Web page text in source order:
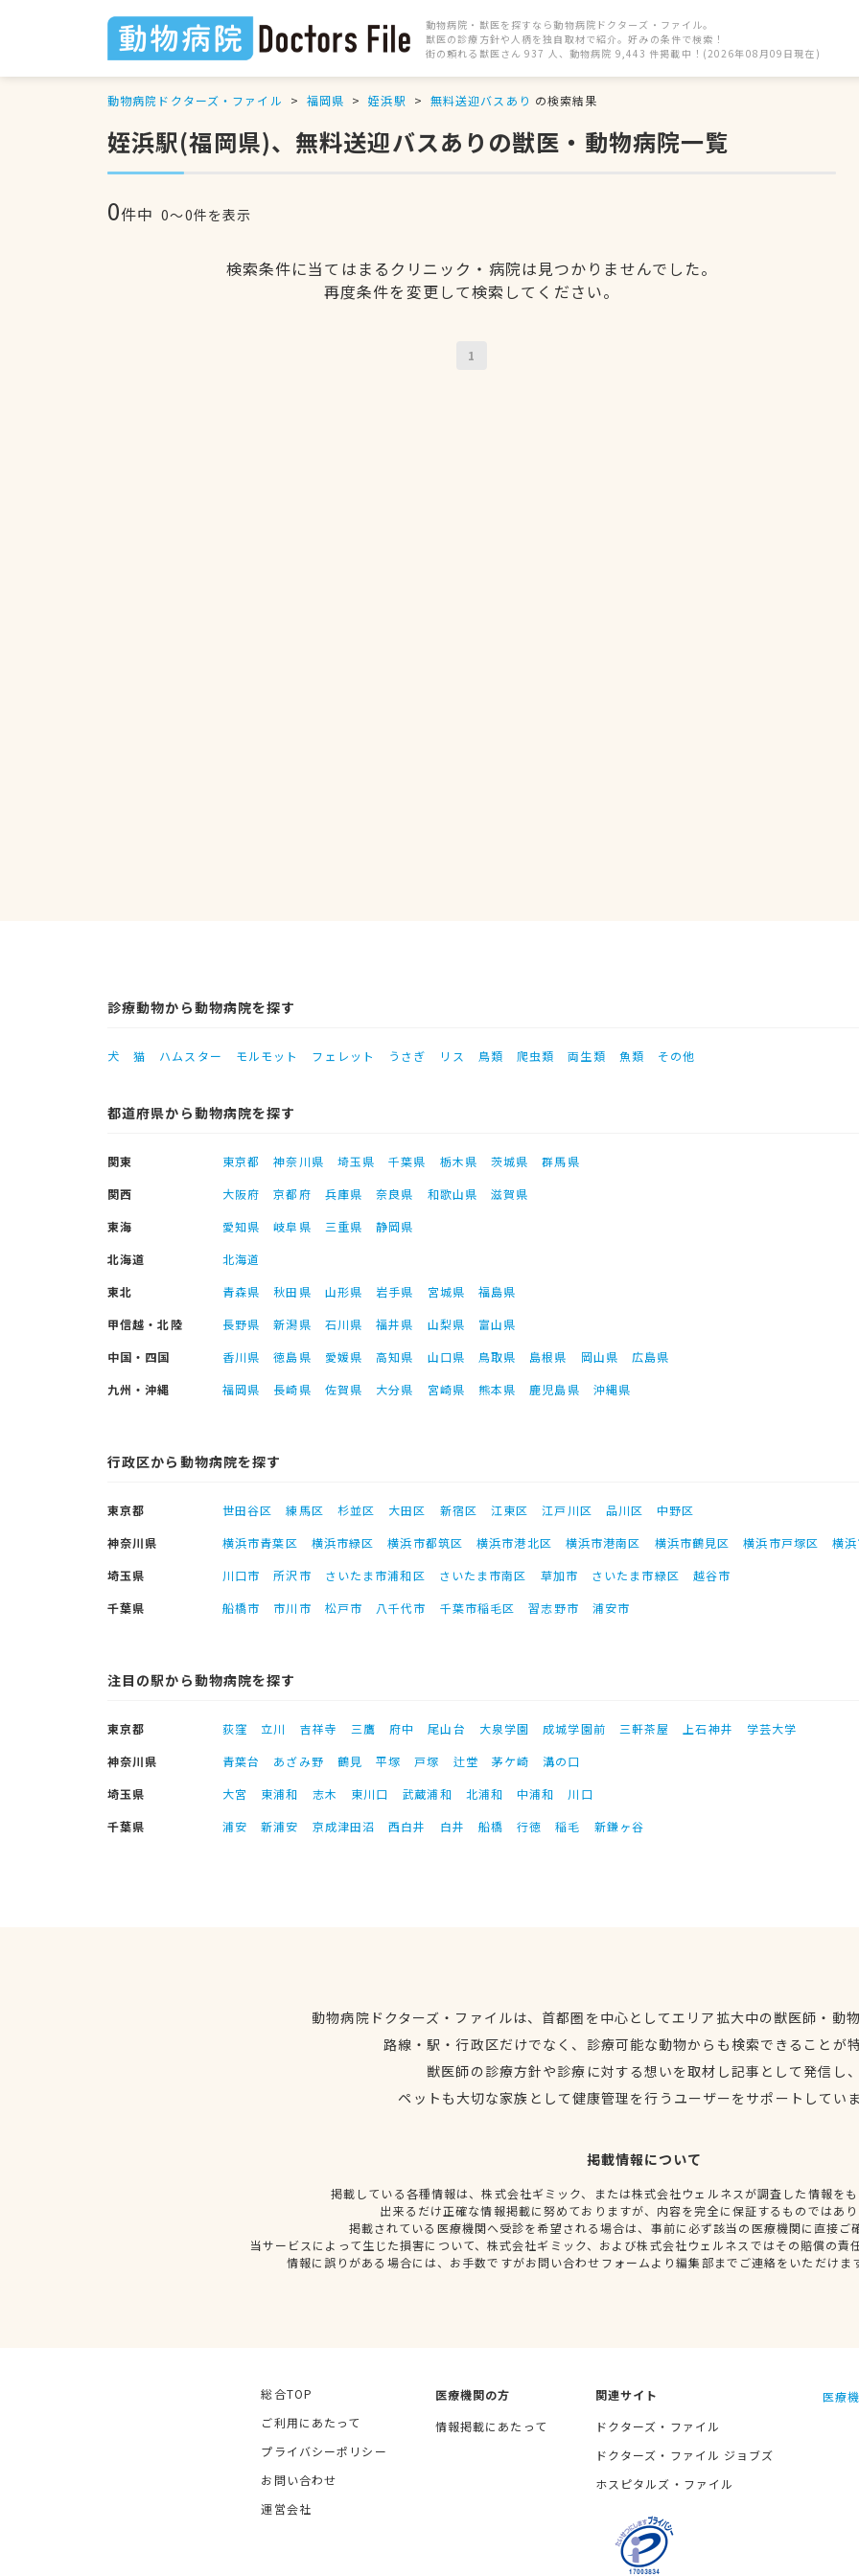
動物病院・獣医を探すなら動物病院ドクターズ・ファイル。
獣医の診療方針や人柄を独自取材で紹介。好みの条件で検索！
街の頼れる獣医さん 937 人、動物病院 9,443 件掲載中！(2026年08月09日現在)
動物病院ドクターズ・ファイル 福岡県 姪浜駅 無料送迎バスあり の検索結果
姪浜駅(福岡県)、無料送迎バスありの獣医・動物病院一覧
0件中 0〜0件を表示
検索条件に当てはまるクリニック・病院は見つかりませんでした。
再度条件を変更して検索してください。
1
診療動物から動物病院を探す
犬 猫 ハムスター モルモット フェレット うさぎ リス 鳥類 爬虫類 両生類 魚類 その他
都道府県から動物病院を探す
関東 東京都 神奈川県 埼玉県 千葉県 栃木県 茨城県
群馬県
関西
大阪府 京都府 兵庫県 奈良県 和歌山県
滋賀県
東海
愛知県 岐阜県 三重県
静岡県
北海道
北海道
東北
青森県 秋田県 山形県 岩手県 宮城県
福島県
甲信越・北陸
長野県 新潟県 石川県 福井県 山梨県
富山県
中国・四国
香川県 徳島県 愛媛県 高知県 山口県 鳥取県 島根県 岡山県
広島県
九州・沖縄
福岡県 長崎県 佐賀県 大分県 宮崎県 熊本県 鹿児島県 沖縄県
行政区から動物病院を探す
東京都 世田谷区 練馬区 杉並区 大田区 新宿区 江東区 江戸川区 品川区
中野区
神奈川県
横浜市青葉区 横浜市緑区 横浜市都筑区 横浜市港北区 横浜市港南区 横浜市鶴見区 横浜市戸塚区
横
埼玉県
川口市 所沢市 さいたま市浦和区 さいたま市南区 草加市 さいたま市緑区
越谷市
千葉県
船橋市 市川市 松戸市 八千代市 千葉市稲毛区 習志野市 浦安市
注目の駅から動物病院を探す
東京都 荻窪 立川 吉祥寺 三鷹 府中 尾山台 大泉学園 成城学園前 三軒茶屋 上石神井
学芸大学
神奈川県
青葉台 あざみ野 鶴見 平塚 戸塚 辻堂 茅ケ崎
溝の口
埼玉県
大宮 東浦和 志木 東川口 武蔵浦和 北浦和 中浦和
川口
千葉県
浦安 新浦安 京成津田沼 西白井 白井 船橋 行徳 稲毛 新鎌ヶ谷
動物病院ドクターズ・ファイルは、首都圏を中心としてエリア拡大中の獣医師・動
路線・駅・行政区だけでなく、診療可能な動物からも検索できることが
獣医師の診療方針や診療に対する想いを取材し記事として発信し
ペットも大切な家族として健康管理を行うユーザーをサポートしてい
掲載情報について
掲載している各種情報は、株式会社ギミック、または株式会社ウェルネスが調査した情報を
出来るだけ正確な情報掲載に努めておりますが、内容を完全に保証するものではあ
掲載されている医療機関へ受診を希望される場合は、事前に必ず該当の医療機関に直接ご
当サービスによって生じた損害について、株式会社ギミック、および株式会社ウェルネスではその賠償の責
情報に誤りがある場合には、お手数ですがお問い合わせフォームより編集部までご連絡をいただけま
総合TOP
ご利用にあたって
プライバシーポリシー
お問い合わせ
運営会社
医療機関の方
情報掲載にあたって
関連サイト
ドクターズ・ファイル
ドクターズ・ファイル ジョブズ
ホスピタルズ・ファイル
医療